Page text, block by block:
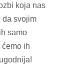
koja nas
da svojim
samo
ih